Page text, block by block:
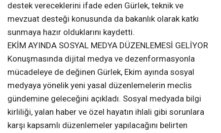
destek vereceklerini ifade eden Gürlek, teknik ve
mevzuat desteği konusunda da bakanlık olarak katkı
sunmaya hazır olduklarını kaydetti.
EKİM AYINDA SOSYAL MEDYA DÜZENLEMESİ GELİYOR
Konuşmasında dijital medya ve dezenformasyonla
mücadeleye de değinen Gürlek, Ekim ayında sosyal
medyaya yönelik yeni yasal düzenlemelerin meclis
gündemine geleceğini açıkladı. Sosyal medyada bilgi
kirliliği, yalan haber ve özel hayatın ihlali gibi sorunlara
karşı kapsamlı düzenlemeler yapılacağını belirten